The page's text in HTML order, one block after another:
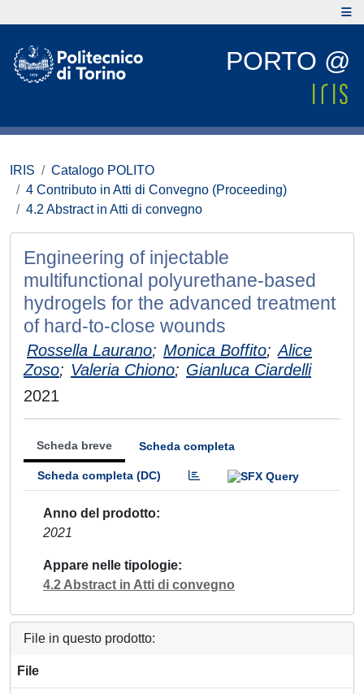
PORTO @
IRIS
Catalogo POLITO
4 Contributo in Atti di Convegno (Proceeding)
4.2 Abstract in Atti di convegno
Engineering of injectable
multifunctional polyurethane-based
hydrogels for the advanced treatment
of hard-to-close wounds
Rossella Laurano; Monica Boffito; Alice
Zoso; Valeria Chiono; Gianluca Ciardelli
2021
Scheda breve Scheda completa
Scheda completa (DC)
Anno del prodotto
2021
Appare nelle tipologie
4.2 Abstract in Atti di convegno
File in questo prodotto:
File